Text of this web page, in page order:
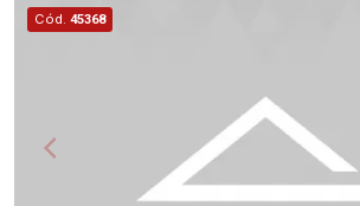
Cód. 45368